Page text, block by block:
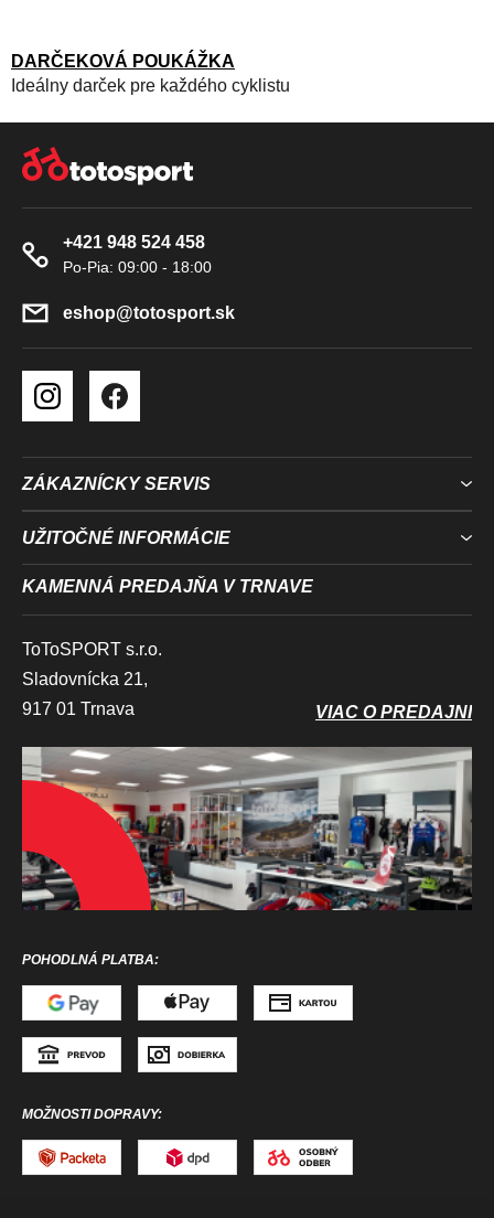
DARČEKOVÁ POUKÁŽKA
Ideálny darček pre každého cyklistu
eshop@totosport.sk
+421 948 524 458
ZÁKAZNÍCKY SERVIS
UŽITOČNÉ INFORMÁCIE
KAMENNÁ PREDAJŇA V TRNAVE
ToToSPORT s.r.o.
Sladovnícka 21,
917 01 Trnava
VIAC O PREDAJNI
POHODLNÁ PLATBA:
MOŽNOSTI DOPRAVY: